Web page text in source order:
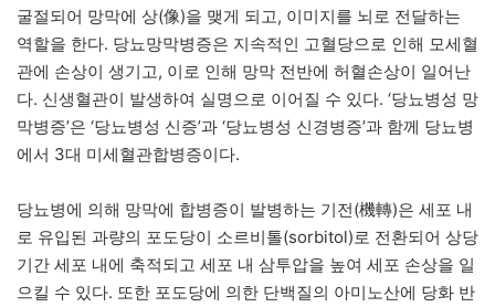
굴절되어 망막에 상(像)을 맺게 되고, 이미지를 뇌로 전달하는
역할을 한다. 당뇨망막병증은 지속적인 고혈당으로 인해 모세혈
관에 손상이 생기고, 이로 인해 망막 전반에 허혈손상이 일어난
다. 신생혈관이 발생하여 실명으로 이어질 수 있다. ‘당뇨병성 망
막병증’은 ‘당뇨병성 신증’과 ‘당뇨병성 신경병증’과 함께 당뇨병
에서 3대 미세혈관합병증이다.
당뇨병에 의해 망막에 합병증이 발병하는 기전(機轉)은 세포 내
로 유입된 과량의 포도당이 소르비톨(sorbitol)로 전환되어 상당
기간 세포 내에 축적되고 세포 내 삼투압을 높여 세포 손상을 일
으킬 수 있다. 또한 포도당에 의한 단백질의 아미노산에 당화 반